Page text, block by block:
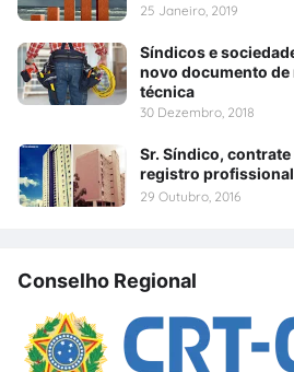
25 Janeiro, 2019
Síndicos e
novo documento
técnica
30 Dezembro, 2018
Sr. Síndico,
registro profissional
29 Outubro, 2016
Conselho Regional